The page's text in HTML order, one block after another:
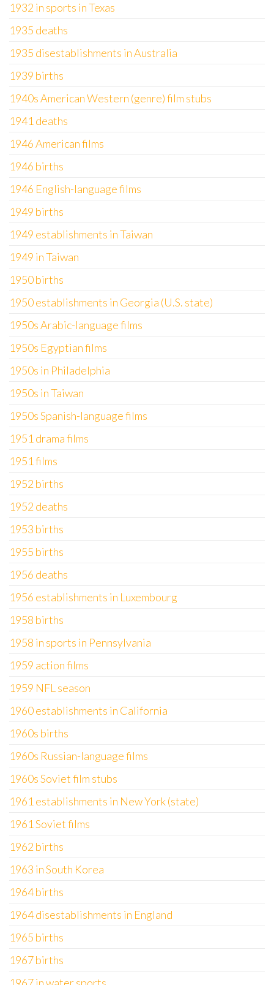
1932 in sports in Texas
1935 deaths
1935 disestablishments in Australia
1939 births
1940s American Western (genre) film stubs
1941 deaths
1946 American films
1946 births
1946 English-language films
1949 births
1949 establishments in Taiwan
1949 in Taiwan
1950 births
1950 establishments in Georgia (U.S. state)
1950s Arabic-language films
1950s Egyptian films
1950s in Philadelphia
1950s in Taiwan
1950s Spanish-language films
1951 drama films
1951 films
1952 births
1952 deaths
1953 births
1955 births
1956 deaths
1956 establishments in Luxembourg
1958 births
1958 in sports in Pennsylvania
1959 action films
1959 NFL season
1960 establishments in California
1960s births
1960s Russian-language films
1960s Soviet film stubs
1961 establishments in New York (state)
1961 Soviet films
1962 births
1963 in South Korea
1964 births
1964 disestablishments in England
1965 births
1967 births